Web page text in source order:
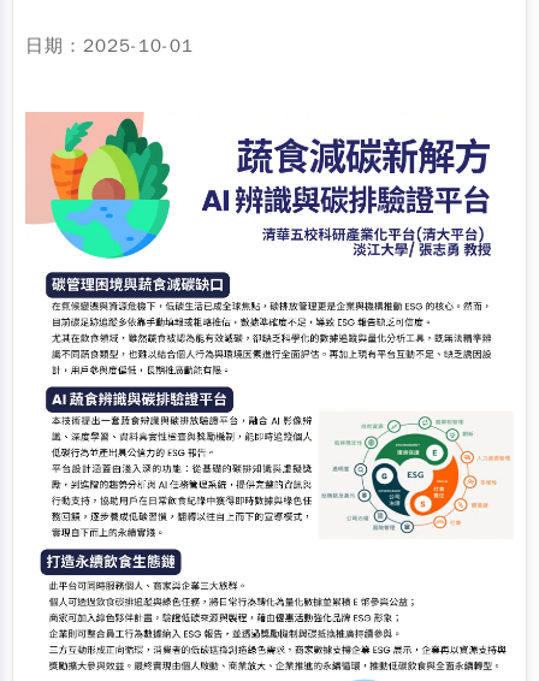
日期：2025-10-01